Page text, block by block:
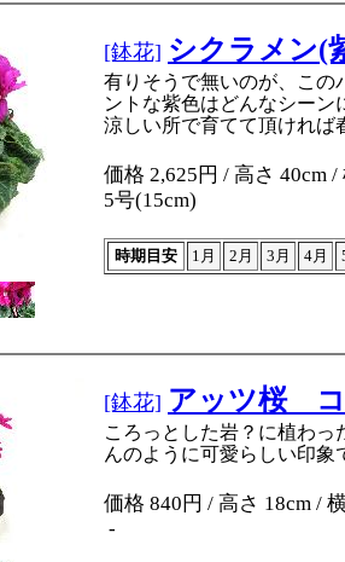
[鉢花] シクラメン
有りそうで無いのが、この
ントな紫色はどんなシー
涼しい所で育てて頂ければ
価格 2,625円 / 高さ 40cm
5号(15cm)
時期目安 1月 2月 3月 4月
[鉢花] アッツ桜 コ
ころっとした岩？に植わ
んのように可愛らしい印象
価格 840円 / 高さ 18cm /
-